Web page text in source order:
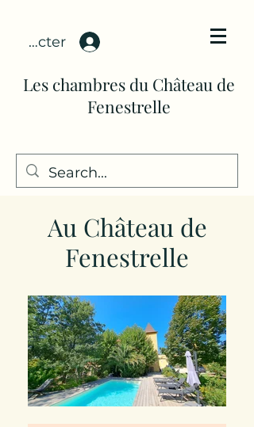
Les chambres du Château de
Fenestrelle
Au Château de
Fenestrelle